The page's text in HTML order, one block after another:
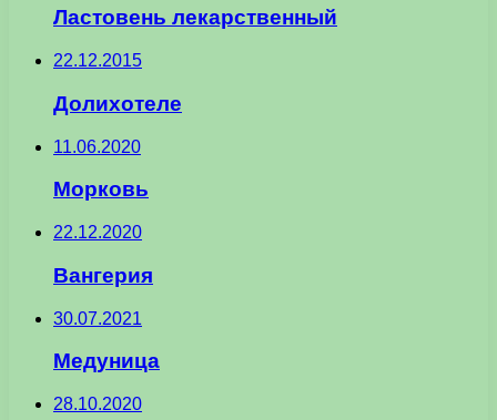
Ластовень лекарственный
22.12.2015
Долихотеле
11.06.2020
Морковь
22.12.2020
Вангерия
30.07.2021
Медуница
28.10.2020